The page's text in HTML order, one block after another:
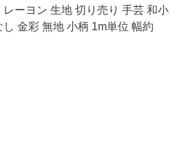
ーヨン 生地 切り売り 手芸 和小
金彩 無地 小柄 1m単位 幅約